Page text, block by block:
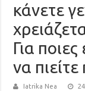
κάνετε
Για
να
Iatrika Nea